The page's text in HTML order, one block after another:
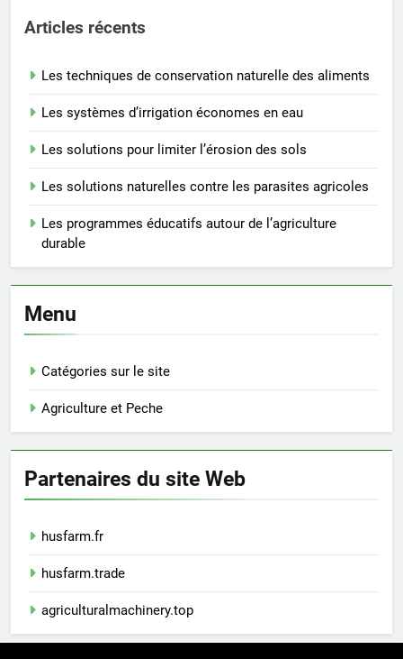
Articles récents
Les techniques de conservation naturelle des aliments
Les systèmes d’irrigation économes en eau
Les solutions pour limiter l’érosion des sols
Les solutions naturelles contre les parasites agricoles
Les programmes éducatifs autour de l’agriculture
durable
Menu
Catégories sur le site
Agriculture et Peche
Partenaires du site Web
husfarm.fr
husfarm.trade
agriculturalmachinery.top